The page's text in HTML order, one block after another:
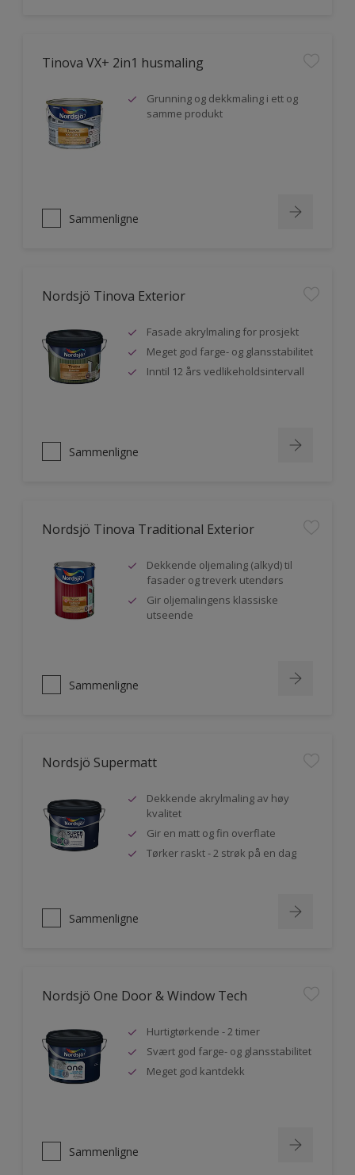
Tinova VX+ 2in1 husmaling
Grunning og dekkmaling i ett og
samme produkt
Sammenligne
Nordsjö Tinova Exterior
Fasade akrylmaling for prosjekt
Meget god farge- og glansstabilitet
Inntil 12 års vedlikeholdsintervall
Sammenligne
Nordsjö Tinova Traditional Exterior
Dekkende oljemaling (alkyd) til
fasader og treverk utendørs
Gir oljemalingens klassiske
utseende
Sammenligne
Nordsjö Supermatt
Dekkende akrylmaling av høy
kvalitet
Gir en matt og fin overflate
Tørker raskt - 2 strøk på en dag
Sammenligne
Nordsjö One Door & Window Tech
Hurtigtørkende - 2 timer
Svært god farge- og glansstabilitet
Meget god kantdekk
Sammenligne